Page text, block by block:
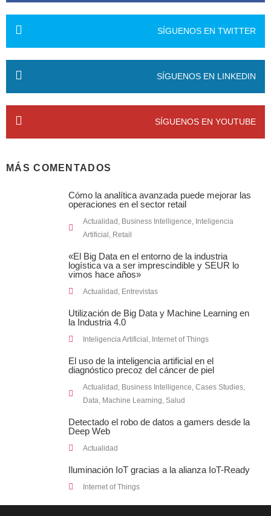
SÍGUENOS EN TWITTER
SÍGUENOS EN LINKEDIN
SÍGUENOS EN YOUTUBE
MÁS COMENTADOS
Cómo la analítica avanzada puede mejorar las
operaciones en el sector retail
Actualidad Business Intelligence Inteligencia
Artificial Retail
«El Big Data en el entorno de la industria
logística va a ser imprescindible y SEUR lo
vimos hace años»
Actualidad Entrevistas
Utilización de Big Data y Machine Learning en
la Industria 4.0
Inteligencia Artificial, Internet of Things
El uso de la inteligencia artificial en el
diagnóstico precoz del cáncer de piel
Actualidad , Business Intelligence, Cases Studies,
Data, Machine Learning, Salud
Detectado el robo de datos a gamers desde la
Deep Web
Actualidad
Iluminación IoT gracias a la alianza IoT-Ready
Internet of Things